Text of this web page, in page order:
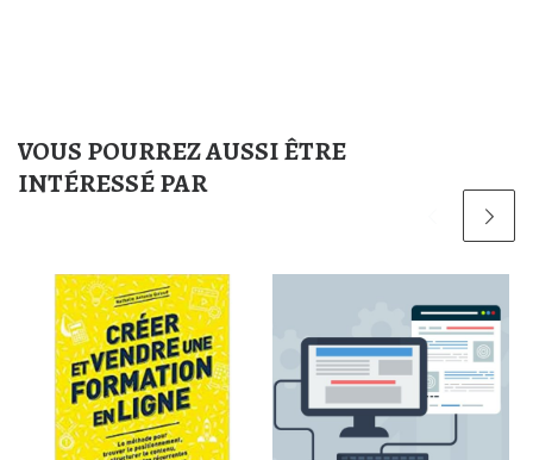
VOUS POURREZ AUSSI ÊTRE
INTÉRESSÉ PAR